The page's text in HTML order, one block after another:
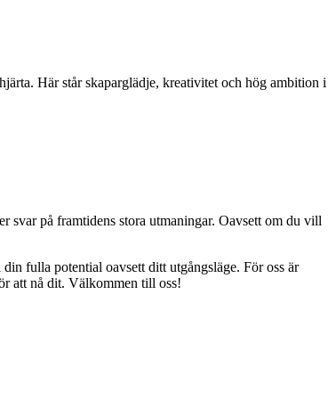
Här står skaparglädje, kreativitet och hög ambition i
på framtidens stora utmaningar. Oavsett om du vill
fulla potential oavsett ditt utgångsläge. För oss är
att nå dit. Välkommen till oss!